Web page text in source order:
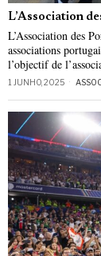
L’Association
L’Association des
associations
l’objectif de
1 JUNHO, 2025